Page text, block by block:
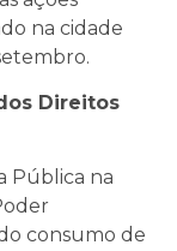
na cidade
Direitos
Pública na
consumo de